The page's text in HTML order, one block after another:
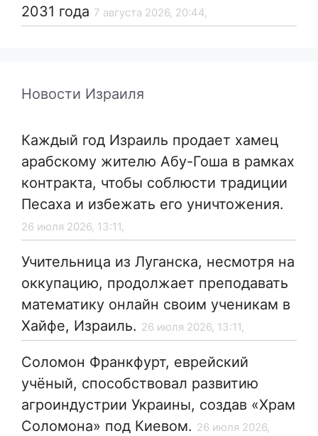
2031 года 7 августа 2026, 20:44,
Новости Израиля
Каждый год Израиль продает хамец
арабскому жителю Абу-Гоша в рамках
контракта, чтобы соблюсти традиции
Песаха и избежать его уничтожения.
26 июля 2026, 13:11,
Учительница из Луганска, несмотря на
оккупацию, продолжает преподавать
математику онлайн своим ученикам в
Хайфе, Израиль. 26 июля 2026, 13:11,
Соломон Франкфурт, еврейский
учёный, способствовал развитию
агроиндустрии Украины, создав «Храм
Соломона» под Киевом. 26 июля 2026,